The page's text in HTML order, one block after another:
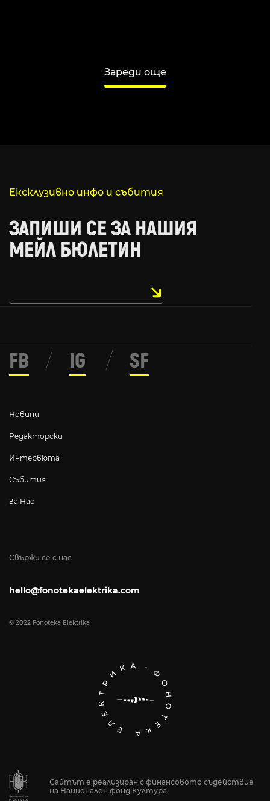
Зареди още
Ексклузивно инфо и събития
ЗАПИШИ СЕ ЗА НАШИЯ
МЕЙЛ БЮЛЕТИН
Свържи се с нас
hello@fonotekaelektrika.com
© 2022 Fonoteka Elektrika
Новини
Редакторски
Интервюта
Събития
За Нас
FB / IG / SF
Сайтът е реализиран с финансовото съдействие
на Национален фонд Култура.